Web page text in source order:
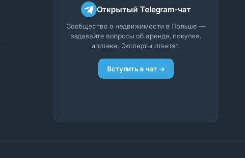
Открытый Telegram-чат
Сообщество о недвижимости в Польше —
задавайте вопросы об аренде, покупке,
ипотеке. Эксперты ответят.
Вступить в чат →